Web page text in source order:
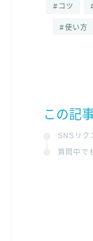
コツ
使い方
この記
SNSリク
質問中で